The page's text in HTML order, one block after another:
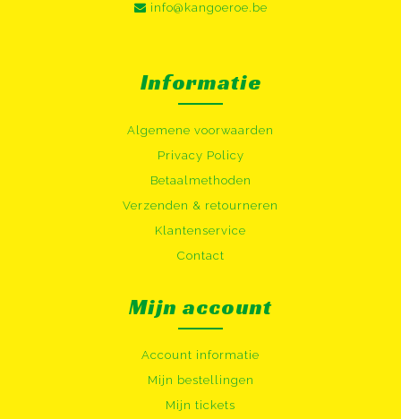
info@kangoeroe.be
Informatie
Algemene voorwaarden
Privacy Policy
Betaalmethoden
Verzenden & retourneren
Klantenservice
Contact
Mijn account
Account informatie
Mijn bestellingen
Mijn tickets